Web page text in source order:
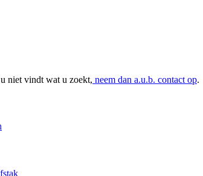
niet vindt wat u zoekt, neem dan a.u.b. contact op.